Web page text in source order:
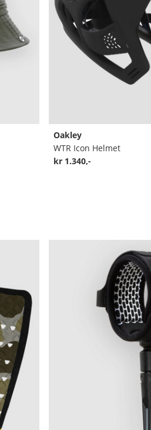
Oakley
WTR Icon Helmet
kr 1.340,-